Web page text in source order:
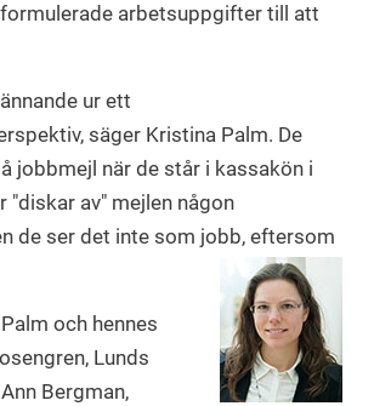
arbetsuppgifter till att
ur ett
säger Kristina Palm. De
jobbmejl när de står i kassakön i
"diskar av" mejlen någon
de ser det inte som jobb, eftersom
och hennes
Lunds
Bergman,